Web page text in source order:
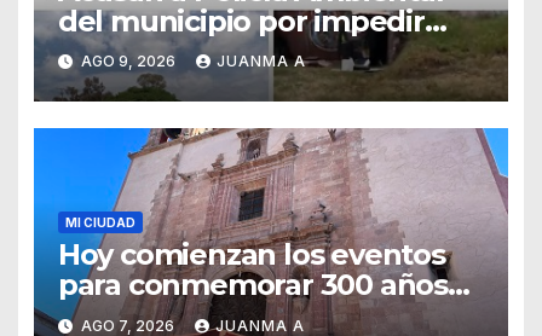
del municipio por impedir
resguardo de cachorros
AGO 9, 2026 JUANMA A
MI CIUDAD
Hoy comienzan los eventos
para conmemorar 300 años
del templo de San Roque
AGO 7, 2026 JUANMA A